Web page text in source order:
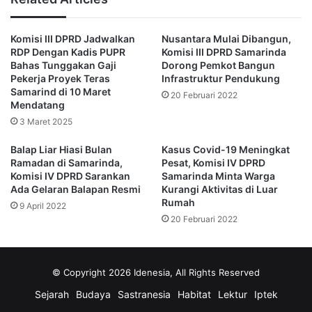
tidak mampu,” usulnya.
Lebih lanjut, kata Puji perlu adanya keputusan bersama dan
tidak boleh ada yang dirugikan atau diberatkan.
selanjutnya harus dikoordinasikan dengan Dinas
Pendidikan Samarinda hingga mendapatkan persetujuan
wali kota.
“Kembali lagi, karena tujuannya biar semua senang dan
bagi pihak orang tua siswa,” pungkasnya. (Advertorial)
Dinas Pendidikan DPRD Samarinda
Komisi III DPRD Jadwalkan
RDP Dengan Kadis PUPR
Bahas Tunggakan Gaji
Pekerja Proyek Teras
Samarind di 10 Maret
Mendatang
3 Maret 2025
Nusantara Mulai Dibangun,
Komisi III DPRD Samarinda
Dorong Pemkot Bangun
Infrastruktur Pendukung
20 Februari 2022
Balap Liar Hiasi Bulan
Ramadan di Samarinda,
Komisi IV DPRD Sarankan
Ada Gelaran Balapan Resmi
9 April 2022
Kasus Covid-19 Meningkat
Pesat, Komisi IV DPRD
Samarinda Minta Warga
Kurangi Aktivitas di Luar
Rumah
20 Februari 2022
© Copyright 2026 Idenesia, All Rights Reserved
Sejarah Budaya Sastranesia Habitat Lektur
Iptek